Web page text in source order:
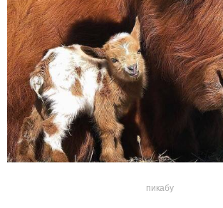
пикабу